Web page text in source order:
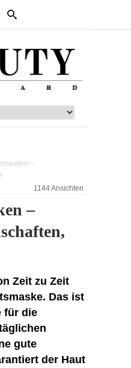
–
1144 Ansichten
–
Zeit zu Zeit
Das ist
für die
gute
der Haut